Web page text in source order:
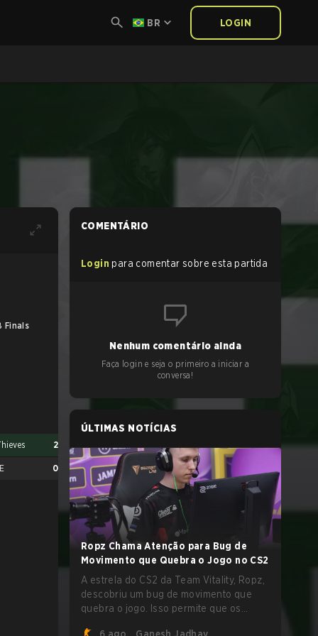
BR LOGIN
Finals
2
0
COMENTÁRIO
Login para comentar sobre esta partida
Nenhum comentário ainda
Faça login e seja o primeiro a iniciar a
conversa!
ÚLTIMAS NOTÍCIAS
Ropz Chama Atenção para Bug de
Movimento que Quebra o Jogo no CS2
A estrela do CS2 da Team Vitality, Ropz,
descobriu um bug de movimento que
quebra o jogo. Isso permite que os